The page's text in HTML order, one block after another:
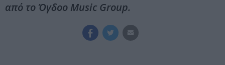
από το Όγδοο Music Group.